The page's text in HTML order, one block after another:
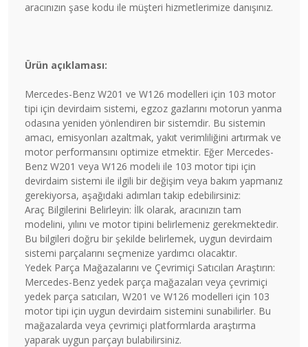
aracınızın şase kodu ile müşteri hizmetlerimize danışınız.
Ürün açıklaması:
Mercedes-Benz W201 ve W126 modelleri için 103 motor
tipi için devirdaim sistemi, egzoz gazlarını motorun yanma
odasına yeniden yönlendiren bir sistemdir. Bu sistemin
amacı, emisyonları azaltmak, yakıt verimliliğini artırmak ve
motor performansını optimize etmektir. Eğer Mercedes-
Benz W201 veya W126 modeli ile 103 motor tipi için
devirdaim sistemi ile ilgili bir değişim veya bakım yapmanız
gerekiyorsa, aşağıdaki adımları takip edebilirsiniz:
Araç Bilgilerini Belirleyin: İlk olarak, aracınızın tam
modelini, yılını ve motor tipini belirlemeniz gerekmektedir.
Bu bilgileri doğru bir şekilde belirlemek, uygun devirdaim
sistemi parçalarını seçmenize yardımcı olacaktır.
Yedek Parça Mağazalarını ve Çevrimiçi Satıcıları Araştırın:
Mercedes-Benz yedek parça mağazaları veya çevrimiçi
yedek parça satıcıları, W201 ve W126 modelleri için 103
motor tipi için uygun devirdaim sistemini sunabilirler. Bu
mağazalarda veya çevrimiçi platformlarda araştırma
yaparak uygun parçayı bulabilirsiniz.